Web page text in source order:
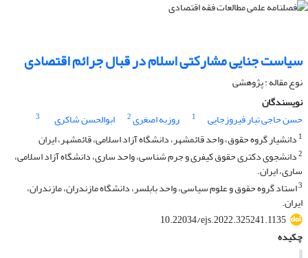
سیاست جنایی مشارکتی اسلام در قبال جرائم اقتصادی
نوع مقاله : پژوهشی
نویسندگان
حسن حاجی تبار فیروزجایی
1 روزبه اصغری2 ابوالحسن شاکری
3
1 دانشیار گروه حقوق، واحد قائمشهر، دانشگاه آزاد اسلامی، قائمشهر، ایران
2دانشجوی دکتری حقوق کیفری و جرم شناسی، واحد ساری، دانشگاه آزاد اسلامی،
ساری، ایران.
3استاد گروه حقوق و علوم سیاسی، واحد بابلسر، دانشگاه مازندران، مازندران،
ایران.
10.22034/ejs.2022.325241.1135
چکیده